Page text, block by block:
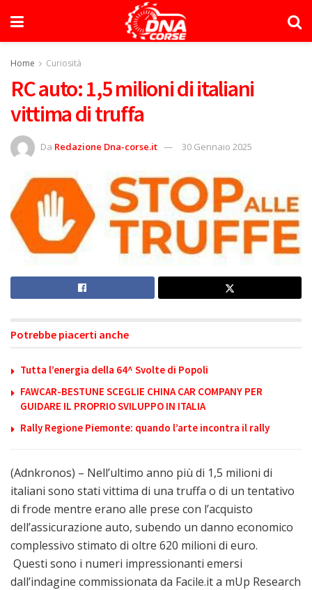
Home Curiosità
RC auto: 1,5 milioni di italiani
vittima di truffa
Da Redazione Dna-corse.it 30 Gennaio 2025
Potrebbe piacerti anche
Tutta l’energia della 64^ Svolte di Popoli
FAWCAR-BESTUNE SCEGLIE CHINA CAR COMPANY PER
GUIDARE IL PROPRIO SVILUPPO IN ITALIA
Rally Regione Piemonte: quando l’arte incontra il rally
(Adnkronos) – Nell’ultimo anno più di 1,5 milioni di
italiani sono stati vittima di una truffa o di un tentativo
di frode mentre erano alle prese con l’acquisto
dell’assicurazione auto, subendo un danno economico
complessivo stimato di oltre 620 milioni di euro.
Questi sono i numeri impressionanti emersi
dall’indagine commissionata da Facile.it a mUp Research